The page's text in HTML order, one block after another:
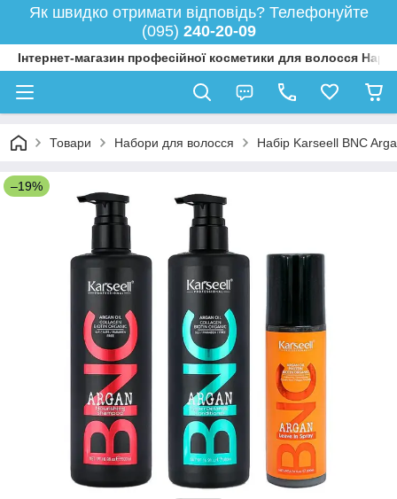
Як швидко отримати відповідь? Телефонуйте
(095) 240-20-09
Інтернет-магазин професійної косметики для волосся
Товари Набори для волосся Набір Karseell BNC
–19%